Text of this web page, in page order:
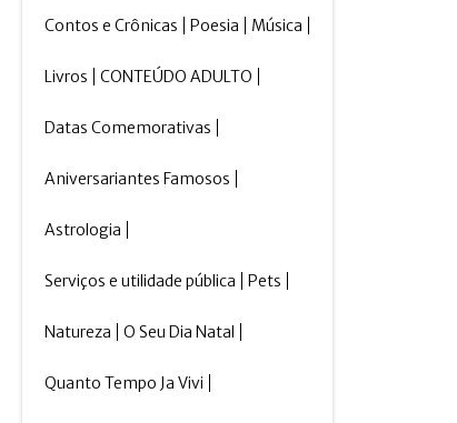
Contos e Crônicas Poesia Música
Livros CONTEÚDO ADULTO
Datas Comemorativas
Aniversariantes Famosos
Astrologia
Serviços e utilidade pública Pets
Natureza O Seu Dia Natal
Quanto Tempo Ja Vivi